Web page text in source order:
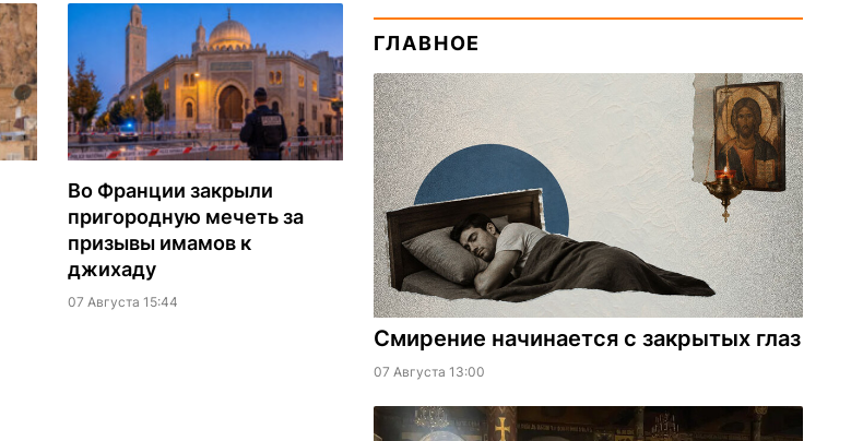
Во Франции закрыли
пригородную мечеть за
призывы имамов к
джихаду
07 Августа 15:44
ГЛАВНОЕ
Смирение начинается с закрытых глаз
07 Августа 13:00